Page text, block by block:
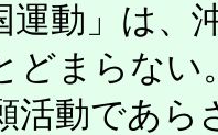
動」は、
どまらない
活動であ